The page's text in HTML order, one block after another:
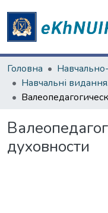
Головна
духовности